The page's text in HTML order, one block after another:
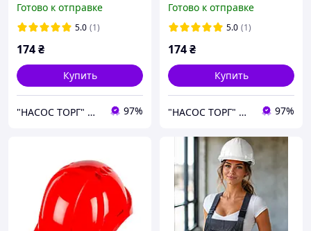
Готово к отправке
5.0 (1)
174₴
Купить
"НАСОС ТОРГ" Насосное оборудование, инструменты, освещение 97%
Готово к отправке
5.0 (1)
174₴
Купить
"НАСОС ТОРГ" Насосное оборудование, инструменты, освещение 97%